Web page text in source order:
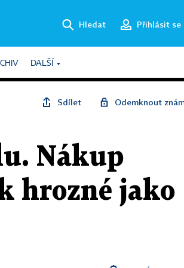
Hledat Přihlásit se
DALŠÍ
Sdílet Odemknout
Nákup
hrozné jako